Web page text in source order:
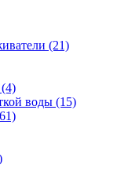
(21)
воды (15)